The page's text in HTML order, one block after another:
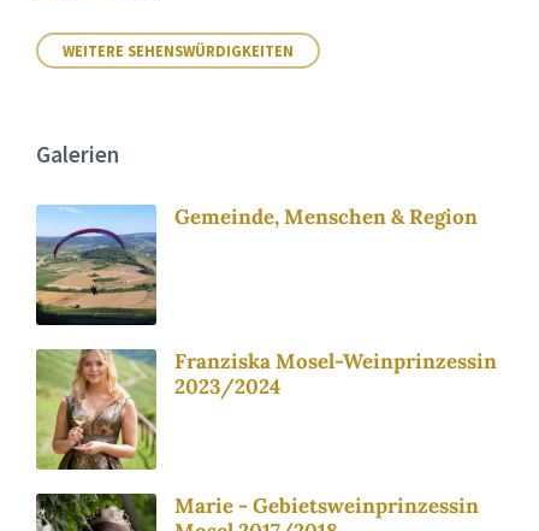
WEITERE SEHENSWÜRDIGKEITEN
Galerien
Gemeinde, Menschen & Region
Franziska Mosel-Weinprinzessin
2023/2024
Marie - Gebietsweinprinzessin